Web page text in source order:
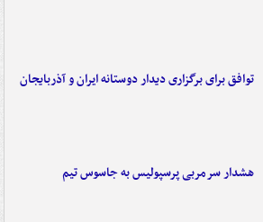
توافق برای برگزاری دیدار دوستانه ایران و آذربایجان
هشدار سرمربی پرسپولیس به جاسوس تیم